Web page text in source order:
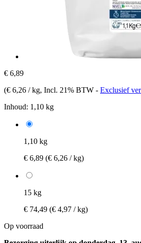
€ 6,89
(€ 6,26 / kg, Incl. 21% BTW - Exclusief
Inhoud: 1,10 kg
1,10 kg
€ 6,89 (€ 6,26 / kg)
15 kg
€ 74,49 (€ 4,97 / kg)
Op voorraad